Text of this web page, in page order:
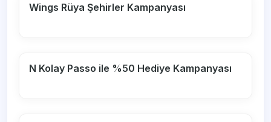
Wings Rüya Şehirler Kampanyası
N Kolay Passo ile %50 Hediye Kampanyası